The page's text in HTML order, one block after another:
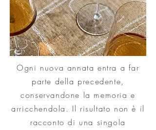
Ogni nuova annata entra a far
parte della precedente,
conservandone la memoria e
arricchendola. Il risultato non è il
racconto di una singola